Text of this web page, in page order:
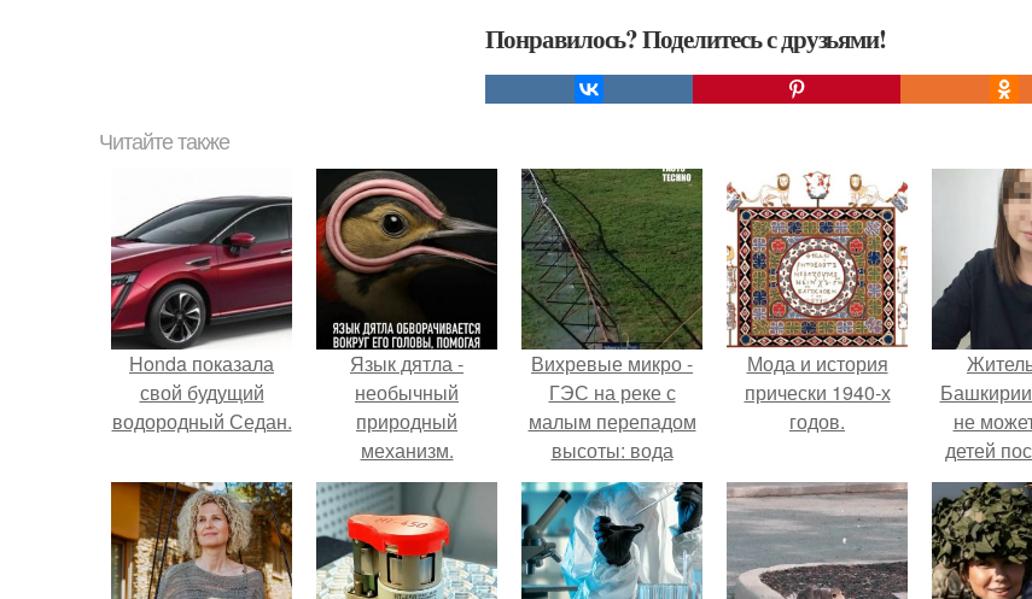
Понравилось? Поделитесь с друзьями!
Читайте также
Honda показала
свой будущий
водородный Седан.
Язык дятла -
необычный
природный
механизм.
Вихревые микро -
ГЭС на реке с
малым перепадом
высоты: вода
закручивается в
бетонной камере и
вращает
вертикальную
Мода и история
прически 1940-х
годов.
не
детей
как
ей аборт